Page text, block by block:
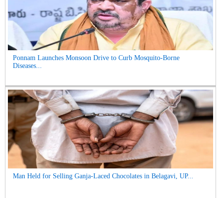
Ponnam Launches Monsoon Drive to Curb Mosquito-Borne
Diseases...
Man Held for Selling Ganja-Laced Chocolates in Belagavi, UP...